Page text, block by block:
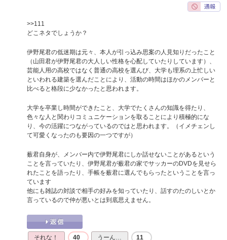
>>111
どこネタでしょうか？
伊野尾君の低迷期は元々、本人が引っ込み思案の人見知りだったこと
（山田君が伊野尾君の大人しい性格を心配していたりしています）、
芸能人用の高校ではなく普通の高校を選んび、大学も理系の上忙しい
といわれる建築を選んだことにより、活動の時間はほかのメンバーと
比べると格段に少なかったと思われます。
大学を卒業し時間ができたこと、大学でたくさんの知識を得たり、
色々な人と関わりコミュニケーションを取ることにより積極的にな
り、今の活躍につながっているのではと思われます。（イメチェンし
て可愛くなったのも要因の一つですが）
薮君自身が、メンバー内で伊野尾君にしか話せないことがあるという
ことを言っていたり、伊野尾君が薮君の家でサッカーのDVDを見せら
れたことを語ったり、手帳を薮君に選んでもらったということを言っ
ています
他にも雑誌の対談で相手の好みを知っていたり、話すのたのしいとか
言っているので仲が悪いとは到底思えません。
それな！ 40 うーん… 11